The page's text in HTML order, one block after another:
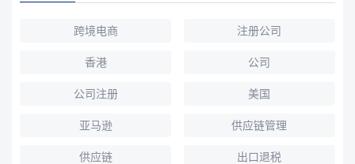
跨境电商 注册公司
香港 公司
公司注册 美国
亚马逊 供应链管理
供应链 出口退税